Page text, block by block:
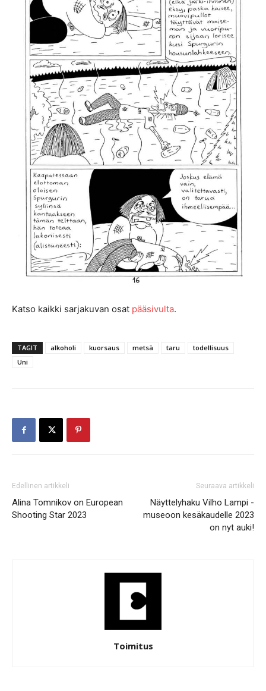
Katso kaikki sarjakuvan osat pääsivulta.
TAGIT alkoholi kuorsaus metsä taru
todellisuus
Uni
Edellinen artikkeli
Alina Tomnikov on European
Shooting Star 2023
Seuraava artikkeli
Näyttelyhaku Vilho Lampi -
museoon kesäkaudelle 2023
on nyt auki!
Toimitus